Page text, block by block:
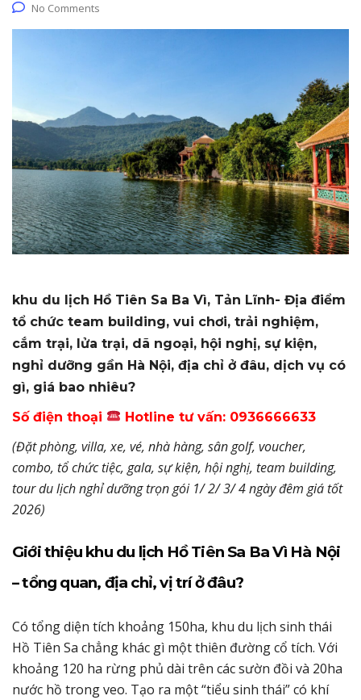
No Comments
khu du lịch Hồ Tiên Sa Ba Vì, Tản Lĩnh- Địa điểm
tổ chức team building, vui chơi, trải nghiệm,
cắm trại, lửa trại, dã ngoại, hội nghị, sự kiện,
nghỉ dưỡng gần Hà Nội, địa chỉ ở đâu, dịch vụ có
gì, giá bao nhiêu?
Số điện thoại
Hotline tư vấn: 0936666633
(Đặt phòng, villa, xe, vé, nhà hàng, sân golf, voucher,
combo, tổ chức tiệc, gala, sự kiện, hội nghị, team building,
tour du lịch nghỉ dưỡng trọn gói 1/ 2/ 3/ 4 ngày đêm giá tốt
2026)
Giới thiệu khu du lịch Hồ Tiên Sa Ba Vì Hà Nội
– tổng quan, địa chỉ, vị trí ở đâu?
Có tổng diện tích khoảng 150ha, khu du lịch sinh thái
Hồ Tiên Sa chẳng khác gì một thiên đường cổ tích. Với
khoảng 120 ha rừng phủ dài trên các sườn đồi và 20ha
nước hồ trong veo. Tạo ra một “tiểu sinh thái” có khí